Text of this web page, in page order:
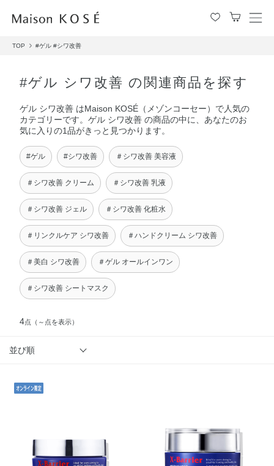
メ
TOP #ゲル #シワ改善
#ゲル シワ改善 の関連商品を探す
ゲル シワ改善 はMaison KOSÉ（メゾンコーセー）で人気の
カテゴリーです。ゲル シワ改善 の商品の中に、あなたのお
気に入りの1品がきっと見つかります。
#ゲル #シワ改善 ＃シワ改善 美容液
＃シワ改善 クリーム ＃シワ改善 乳液
＃シワ改善 ジェル ＃シワ改善 化粧水
＃リンクルケア シワ改善 ＃ハンドクリーム シワ改善
＃美白 シワ改善 ＃ゲル オールインワン
＃シワ改善 シートマスク
4点 （～点を表示）
並び順